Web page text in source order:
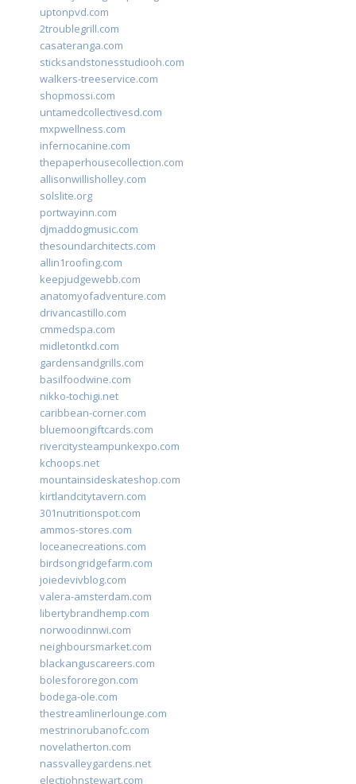
uptonpvd.com
2troublegrill.com
casateranga.com
sticksandstonesstudiooh.com
walkers-treeservice.com
shopmossi.com
untamedcollectivesd.com
mxpwellness.com
infernocanine.com
thepaperhousecollection.com
allisonwillisholley.com
solslite.org
portwayinn.com
djmaddogmusic.com
thesoundarchitects.com
allin1roofing.com
keepjudgewebb.com
anatomyofadventure.com
drivancastillo.com
cmmedspa.com
midletontkd.com
gardensandgrills.com
basilfoodwine.com
nikko-tochigi.net
caribbean-corner.com
bluemoongiftcards.com
rivercitysteampunkexpo.com
kchoops.net
mountainsideskateshop.com
kirtlandcitytavern.com
301nutritionspot.com
ammos-stores.com
loceanecreations.com
birdsongridgefarm.com
joiedevivblog.com
valera-amsterdam.com
libertybrandhemp.com
norwoodinnwi.com
neighboursmarket.com
blackanguscareers.com
bolesfororegon.com
bodega-ole.com
thestreamlinerlounge.com
mestrinorubanofc.com
novelatherton.com
nassvalleygardens.net
electjohnstewart.com